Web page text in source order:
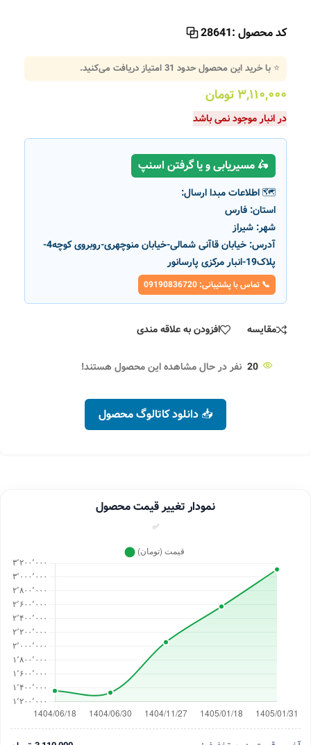
کد محصول :28641
⭐ با خرید این محصول حدود 31امتیاز دریافت می‌کنید.
۳,۱۱۰,۰۰۰ تومان
در انبار موجود نمی باشد
🛵 مسیریابی و یا گرفتن اسنپ
🗺️ اطلاعات مبدا ارسال:
استان: فارس
شهر: شیراز
آدرس:
خیابان قاآنی شمالی-خیابان منوچهری-روبروی کوچه4-
پلاک19-انبار مرکزی پارسانور
📞 تماس با پشتیبانی: 09190836720
مقایسه افزودن به علاقه مندی
20 نفر در حال مشاهده این محصول هستند!
📥 دانلود کاتالوگ محصول
نمودار تغییر قیمت محصول
✅